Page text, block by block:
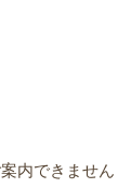
内できません